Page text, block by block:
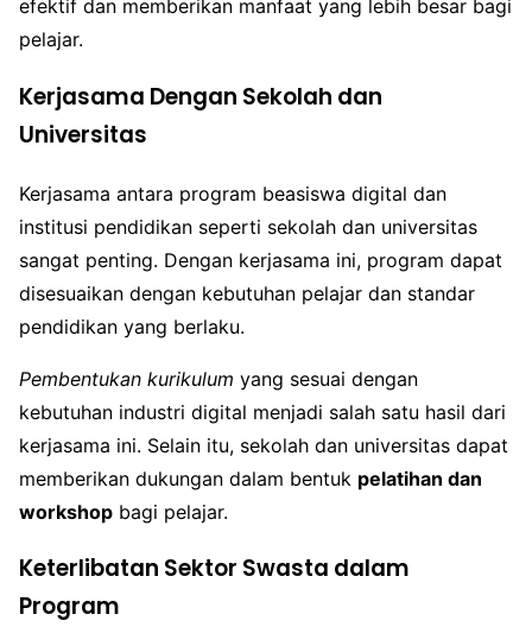
efektif dan memberikan manfaat yang lebih besar bagi
pelajar.
Kerjasama Dengan Sekolah dan
Universitas
Kerjasama antara program beasiswa digital dan
institusi pendidikan seperti sekolah dan universitas
sangat penting. Dengan kerjasama ini, program dapat
disesuaikan dengan kebutuhan pelajar dan standar
pendidikan yang berlaku.
Pembentukan kurikulum yang sesuai dengan
kebutuhan industri digital menjadi salah satu hasil dari
kerjasama ini. Selain itu, sekolah dan universitas dapat
memberikan dukungan dalam bentuk pelatihan dan
workshop bagi pelajar.
Keterlibatan Sektor Swasta dalam
Program